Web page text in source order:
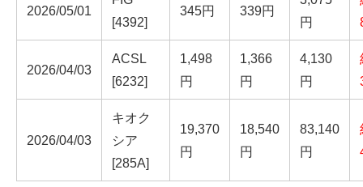
2026/05/01
[4392]
345円 339円
円
2026/04/03
ACSL
[6232]
1,498
円
1,366
円
4,130
円
2026/04/03
キオク
シア
[285A]
19,370
円
18,540
円
83,140
円